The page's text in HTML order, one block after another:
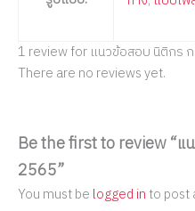
1 review for แนวข้อสอบ นิติกร
There are no reviews yet.
Be the first to review “
2565”
You must be logged in to post